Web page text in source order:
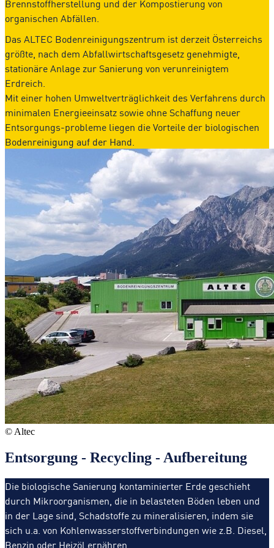
Brennstoffherstellung und der Kompostierung von
organischen Abfällen.
Das ALTEC Bodenreinigungszentrum ist derzeit Österreichs
größte, nach dem Abfallwirtschaftsgesetz genehmigte,
stationäre Anlage zur Sanierung von verunreinigtem
Erdreich.
Mit einer hohen Umweltverträglichkeit des Verfahrens durch
minimalen Energieeinsatz sowie ohne Schaffung neuer
Entsorgungs-probleme liegen die Vorteile der biologischen
Bodenreinigung auf der Hand.
©️ Altec
Entsorgung - Recycling - Aufbereitung
Die biologische Sanierung kontaminierter Erde geschieht
durch Mikroorganismen, die in belasteten Böden leben und
in der Lage sind, Schadstoffe zu mineralisieren, indem sie
sich u.a. von Kohlenwasserstoffverbindungen wie z.B. Diesel,
Benzin oder Heizöl ernähren.